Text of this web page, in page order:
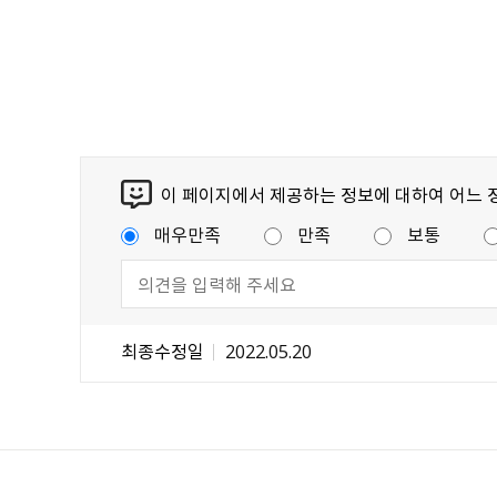
이 페이지에서 제공하는 정보에 대하여 어느
매우만족
만족 보통
최종수정일 2022.05.20